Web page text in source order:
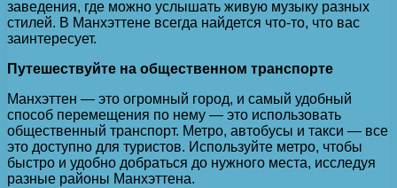
заведения, где можно услышать живую музыку разных
стилей. В Манхэттене всегда найдется что-то, что вас
заинтересует.
Путешествуйте на общественном транспорте
Манхэттен — это огромный город, и самый удобный
способ перемещения по нему — это использовать
общественный транспорт. Метро, автобусы и такси — все
это доступно для туристов. Используйте метро, чтобы
быстро и удобно добраться до нужного места, исследуя
разные районы Манхэттена.